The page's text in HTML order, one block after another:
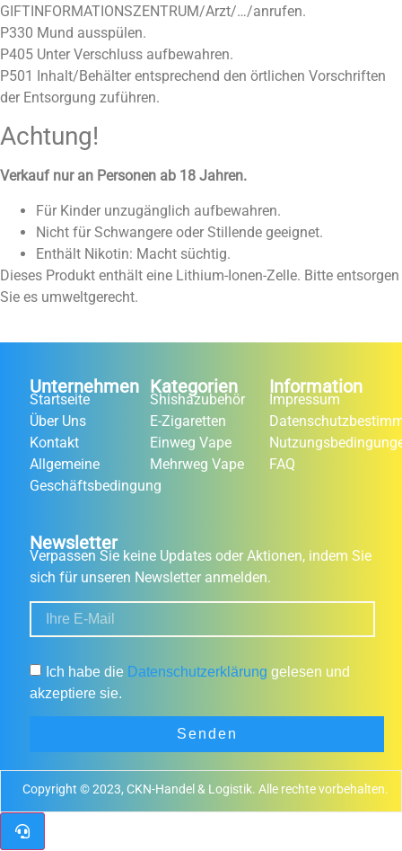
GIFTINFORMATIONSZENTRUM/Arzt/…/anrufen.
P330 Mund ausspülen.
P405 Unter Verschluss aufbewahren.
P501 Inhalt/Behälter entsprechend den örtlichen Vorschriften
der Entsorgung zuführen.
Achtung!
Verkauf nur an Personen ab 18 Jahren.
Für Kinder unzugänglich aufbewahren.
Nicht für Schwangere oder Stillende geeignet.
Enthält Nikotin: Macht süchtig.
Dieses Produkt enthält eine Lithium-Ionen-Zelle. Bitte entsorgen
Sie es umweltgerecht.
Unternehmen
Startseite
Über Uns
Kontakt
Allgemeine
Geschäftsbedingung
Kategorien
Shishazubehör
E-Zigaretten
Einweg Vape
Mehrweg Vape
Information
Impressum
FAQ
Newsletter
Verpassen Sie keine Updates oder Aktionen, indem Sie
sich für unseren Newsletter anmelden.
Ich habe die Datenschutzerklärung gelesen und
akzeptiere sie.
Senden
Copyright © 2023, CKN-Handel & Logistik. Alle rechte vorbehalten.